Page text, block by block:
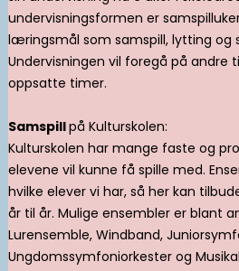
undervisningsformen er
læringsmål som samspill, lytting og
Undervisningen vil foregå på
oppsatte timer.
Samspillpå Kulturskolen:
Kulturskolen har mange faste og
elevene vil kunne få spille med.
hvilke elever vi har, så her kan
år til år. Mulige ensembler er blant
Lurensemble, Windband,
Ungdomssymfoniorkester og